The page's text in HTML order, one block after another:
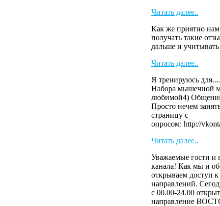
Читать далее..
Как же приятно
получать такие
дальше и
Читать далее..
Я тренируюсь
Набора мышечной
любимой4)
Просто нечем
страницу с
опросом: http://
Читать далее..
Уважаемые гости и
канала! Как мы и
открываем доступ
направлений.
с 00.00-24.00
направление